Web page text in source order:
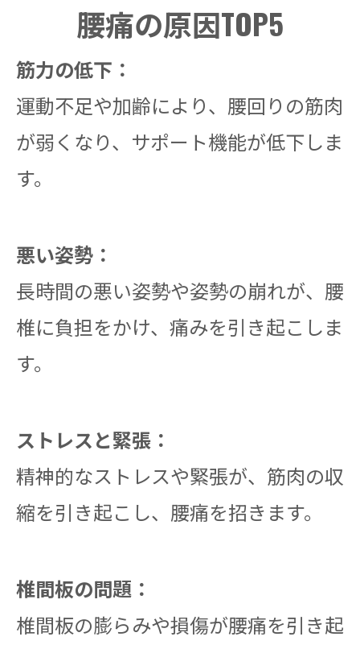
腰痛の原因TOP5
筋力の低下：
運動不足や加齢により、腰回りの筋肉
が弱くなり、サポート機能が低下しま
す。
悪い姿勢：
長時間の悪い姿勢や姿勢の崩れが、腰
椎に負担をかけ、痛みを引き起こしま
す。
ストレスと緊張：
精神的なストレスや緊張が、筋肉の収
縮を引き起こし、腰痛を招きます。
椎間板の問題：
椎間板の膨らみや損傷が腰痛を引き起